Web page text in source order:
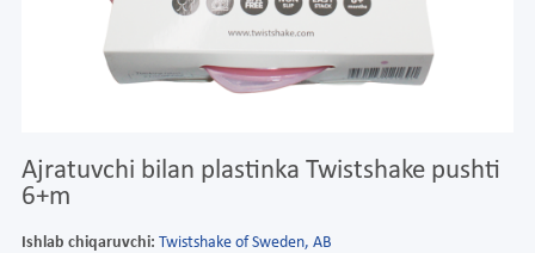
Ajratuvchi bilan plastinka Twistshake pushti
6+m
Ishlab chiqaruvchi: Twistshake of Sweden, AB